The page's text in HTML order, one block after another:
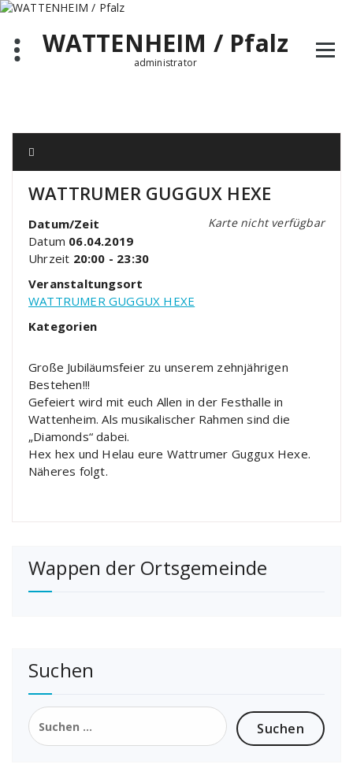
Zum
springenWATTENHEIM / Pfalz
administrator
WATTRUMER GUGGUX HEXE
Karte nicht verfügbar
Datum/Zeit
Datum 06.04.2019
Uhrzeit 20:00 - 23:30
Veranstaltungsort
WATTRUMER GUGGUX HEXE
Kategorien
Große Jubiläumsfeier zu unserem zehnjährigen
Bestehen!!!
Gefeiert wird mit euch Allen in der Festhalle in
Wattenheim. Als musikalischer Rahmen sind die
„Diamonds“ dabei.
Hex hex und Helau eure Wattrumer Guggux Hexe.
Näheres folgt.
Wappen der Ortsgemeinde
Suchen
Suchen
nach: